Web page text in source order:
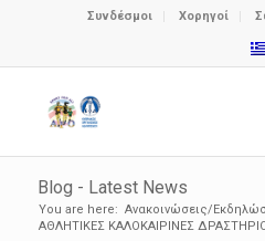
Συνδέσμοι Χορηγοί
Blog - Latest News
You are here: Ανακοινώσεις/
ΑΘΛΗΤΙΚΕΣ ΚΑΛΟΚΑΙΡΙΝΕΣ